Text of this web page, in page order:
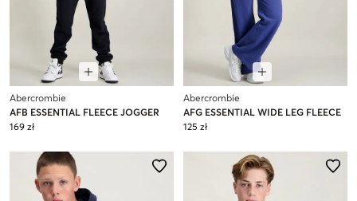
Abercrombie
AFB ESSENTIAL FLEECE JOGGER
169 zł
Abercrombie
AFG ESSENTIAL WIDE LEG FLEECE
125 zł